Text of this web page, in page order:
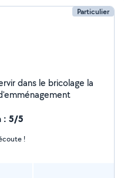
Particulier
dans le bricolage la
: 5/5
!